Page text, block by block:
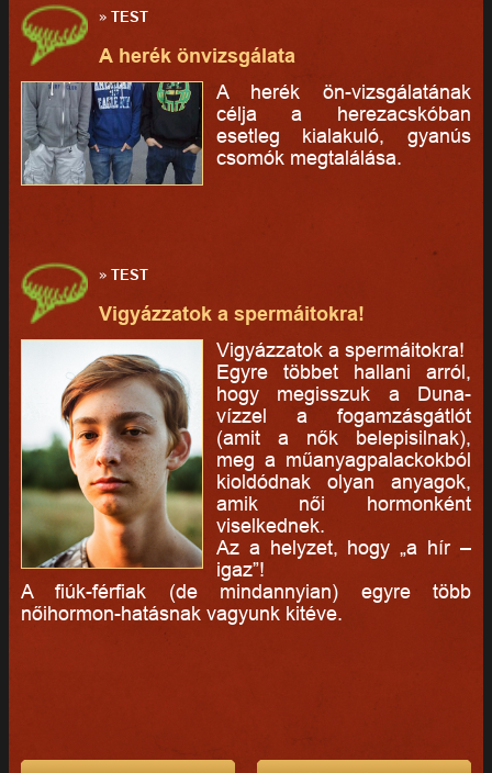
»TEST
A herék önvizsgálata
A herék ön-vizsgálatának
célja a herezacskóban
esetleg kialakuló, gyanús
csomók megtalálása.
»TEST
Vigyázzatok a spermáitokra!
Vigyázzatok a spermáitokra!
Egyre többet hallani arról,
hogy megisszuk a Duna-
vízzel a fogamzásgátlót
(amit a nők belepisilnak),
meg a műanyagpalackokból
kioldódnak olyan anyagok,
amik női hormonként
viselkednek.
Az a helyzet, hogy „a hír –
igaz”!
A fiúk-férfiak (de mindannyian) egyre több
nőihormon-hatásnak vagyunk kitéve.